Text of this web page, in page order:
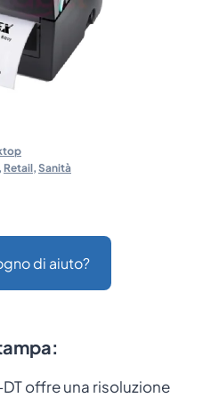
, Retail, Sanità
di aiuto?
:
offre una risoluzione